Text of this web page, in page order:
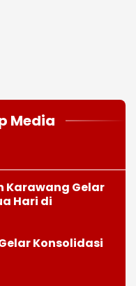
Media
Karawang Gelar
Hari di
Konsolidasi